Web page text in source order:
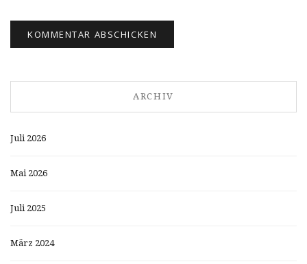
ARCHIV
Juli 2026
Mai 2026
Juli 2025
März 2024